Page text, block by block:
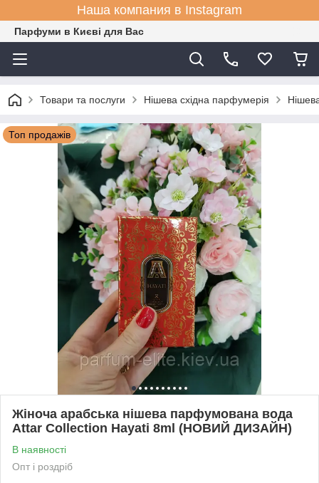
Наша компания в Instagram
Парфуми в Києві для Вас
Товари та послуги Нішева східна парфумерія
Топ продажів
Жіноча арабська нішева парфумована вода
Attar Collection Hayati 8ml (НОВИЙ ДИЗАЙН)
В наявності
Опт і роздріб